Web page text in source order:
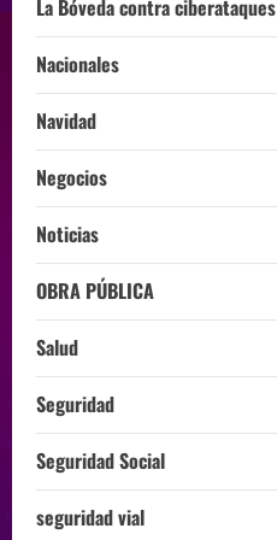
La Bóveda contra ciberataques
Nacionales
Navidad
Negocios
Noticias
OBRA PÚBLICA
Salud
Seguridad
Seguridad Social
seguridad vial